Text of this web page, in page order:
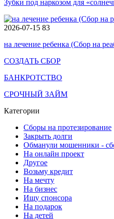
Зубки под наркозом для
2026-07-15 83
на лечение ребенка (Сбор на
СОЗДАТЬ СБОР
БАНКРОТСТВО
СРОЧНЫЙ ЗАЙМ
Категории
Сборы на протезирование
Закрыть долги
Обманули мошенники -
На онлайн проект
Другое
Возьму кредит
На мечту
На бизнес
Ищу спонсора
На подарок
На детей